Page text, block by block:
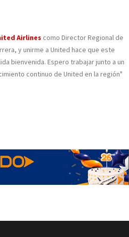
Airlines como Director Regional de
y unirme a United hace que este
bienvenida. Espero trabajar junto a un
continuo de United en la región"